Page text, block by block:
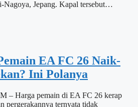
Nagoya, Jepang. Kapal tersebut…
EA FC 26 Naik-
Ini Polanya
– Harga pemain di EA FC 26 kerap
pergerakannya ternyata tidak